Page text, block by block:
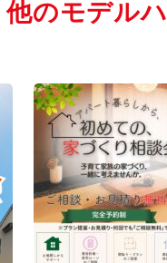
他のモデル